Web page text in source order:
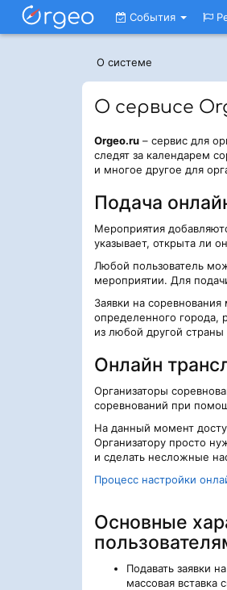
События
О системе
О сервисе
Orgeo.ru – сервис для
следят за календарем
и многое другое для
Подача
Мероприятия
указывает, открыта ли
Любой пользователь
мероприятии. Для
Заявки на
определенного города,
из любой другой страны
Онлайн
Организаторы
соревнований при
На данный момент
Организатору просто
и сделать несложные
Процесс настройки
Основные
Подавать заявки
массовая вставка